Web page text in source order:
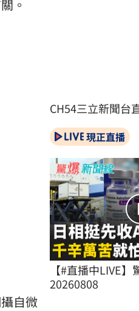
。
自微
CH54三立新聞台
現正直播
【#直播中LIVE
20260808